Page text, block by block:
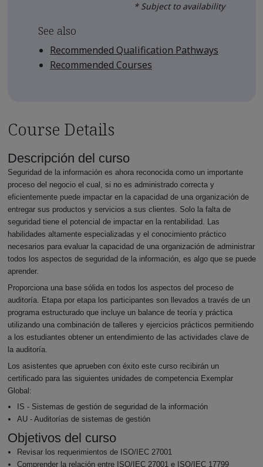
* Subject to availability
See also
Recommended Qualification Pathways
Recommended Courses
Course Details
Descripción del curso
Seguridad de la información es ahora reconocida como un importante
proceso del negocio el cual, si no es administrado correcta y
eficientemente puede impactar en la capacidad de una organización de
entregar sus productos y servicios a sus clientes. Solo la falta de
seguridad tiene el potencial de impactar en la rentabilidad. Las
habilidades altamente especializadas y el conocimiento práctico
necesarios para evaluar la capacidad de una organización de administrar
todos los aspectos de seguridad de la información, es algo que se puede
aprender.
Proporciona una base sólida en todos los aspectos del proceso de
auditoría. Etapa por etapa los participantes son llevados a través de un
programa estructurado que incluye un balance de teoría y práctica
utilizando una combinación de talleres y ejercicios prácticos permitiendo
a los estudiantes obtener un entendimiento de las actividades clave de
la auditoría.
Los asistentes que aprueben con éxito este curso recibirán un
certificado para las siguientes unidades de competencia Exemplar
Global:
IS - Sistemas de gestión de seguridad de la información
AU - Auditorías de sistemas de gestión
Objetivos del curso
Revisar los requerimientos de ISO/IEC 27001
Comprender la relación entre ISO/IEC 27001 e ISO/IEC 17799